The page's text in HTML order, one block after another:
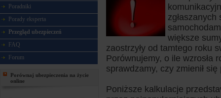
Poradniki
Porady eksperta
Przegląd ubezpieczeń
FAQ
Forum
Porównaj ubezpieczenia na życie
online
większe
zaostrzyły od tamtego roku
Porównujemy, o ile wzrosła
sprawdzamy, czy zmienił
Poniższe kalkulacje